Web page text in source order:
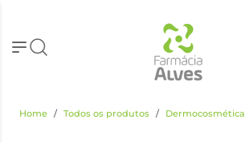
Home Todos os produtos Dermocosmética